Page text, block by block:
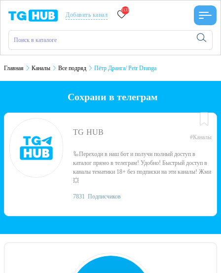
Добавить канал
2133
Главная Каналы Все подряд Пётр Дранга/ Petr Dranga
Сохрани в телеграм
TG HUB
#Каналы
🦾Переходи в наш бот и получи полный доступ в
каталог прямо в телеграм! Удобно! Быстрый доступ в
каналы тематики 18+ без подписки на эти каналы! Жми
💥
7831 Подписчиков